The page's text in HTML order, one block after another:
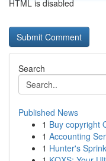
HTML is disabled
Search
Published News
1 Buy copyright
1 Accounting
1 Hunter's